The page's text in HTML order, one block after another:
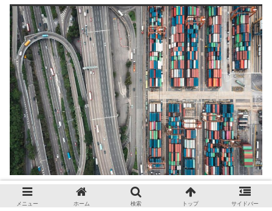
ポリシーの更新： 補てん申請の対象期間の変更
メニュー ホーム 検索 トップ サイドバー